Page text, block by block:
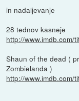
in nadaljevanje
28 tednov kasneje
http://www.imdb.com/
Shaun of the dead (
Zombielanda )
http://www.imdb.com/